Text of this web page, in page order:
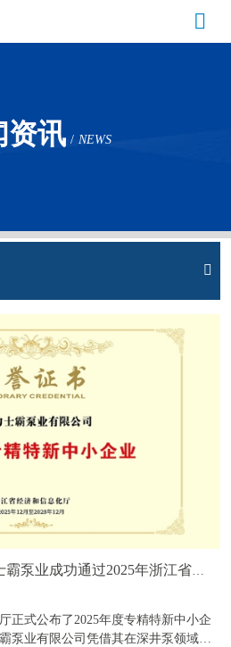
资讯 / NEWS
正式公布了2025年度专精特新中小企
泵业有限公司凭借其在深井泵领域持